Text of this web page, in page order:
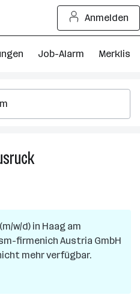
Anmelden
Job-Alarm Merkliste
767
am
Hausruck
w/d) in Haag am
firmenich Austria GmbH
mehr verfügbar.